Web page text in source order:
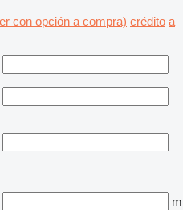
con opción a compra) crédito a
m